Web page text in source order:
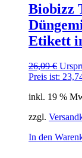
Biobizz
Etikett
26,09€
Preis ist:
inkl. 19 %
zzgl.
In den